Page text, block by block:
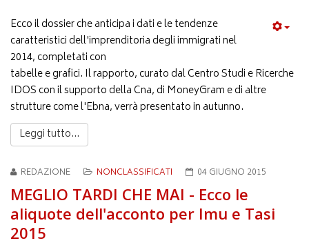
Ecco il dossier che anticipa i dati e le tendenze
caratteristici dell'imprenditoria degli immigrati nel
2014, completati con
tabelle e grafici. Il rapporto, curato dal Centro Studi e Ricerche
IDOS con il supporto della Cna, di MoneyGram e di altre
strutture come l'Ebna, verrà presentato in autunno.
Leggi tutto...
REDAZIONE NONCLASSIFICATI 04 GIUGNO 2015
MEGLIO TARDI CHE MAI - Ecco le
aliquote dell'acconto per Imu e Tasi
2015